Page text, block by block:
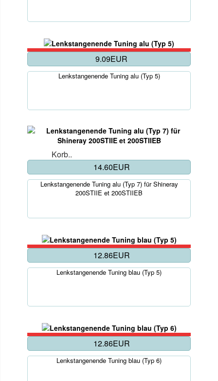
9.09EUR
Lenkstangenende Tuning alu (Typ 5)
Korb..
14.60EUR
Lenkstangenende Tuning alu (Typ 7) für Shineray
200STIIE et 200STIIEB
12.86EUR
Lenkstangenende Tuning blau (Typ 5)
12.86EUR
Lenkstangenende Tuning blau (Typ 6)